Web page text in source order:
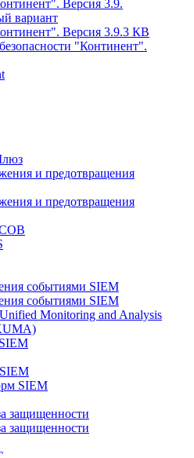
Версия 3.9.
вариант
Версия 3.9.3 КВ
"Континент".
и предотвращения
и предотвращения
СОВ
событиями SIEM
событиями SIEM
Monitoring and Analysis
SIEM
защищенности
защищенности